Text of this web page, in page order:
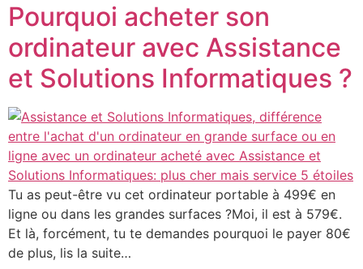
Pourquoi acheter son
ordinateur avec Assistance
et Solutions Informatiques ?
Tu as peut-être vu cet ordinateur portable à 499€ en
ligne ou dans les grandes surfaces ?Moi, il est à 579€.
Et là, forcément, tu te demandes pourquoi le payer 80€
de plus, lis la suite…